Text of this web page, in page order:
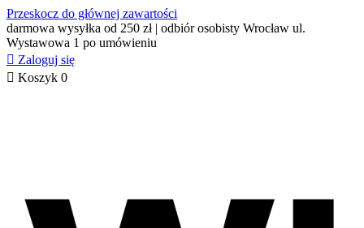
Przeskocz do głównej zawartości
darmowa wysyłka od 250 zł | odbiór osobisty Wrocław ul.
Wystawowa 1 po umówieniu
 Zaloguj się
 Koszyk 0